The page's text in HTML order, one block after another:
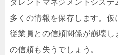
タレントマネジメントシステ
多くの情報を保存します。仮
従業員との信頼関係が崩壊し
の信頼も失うでしょう。